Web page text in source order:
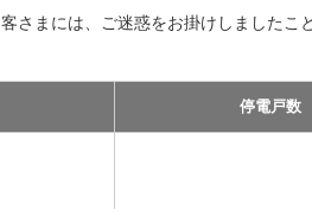
さまには、ご迷惑をお掛けしましたこ
停電戸数